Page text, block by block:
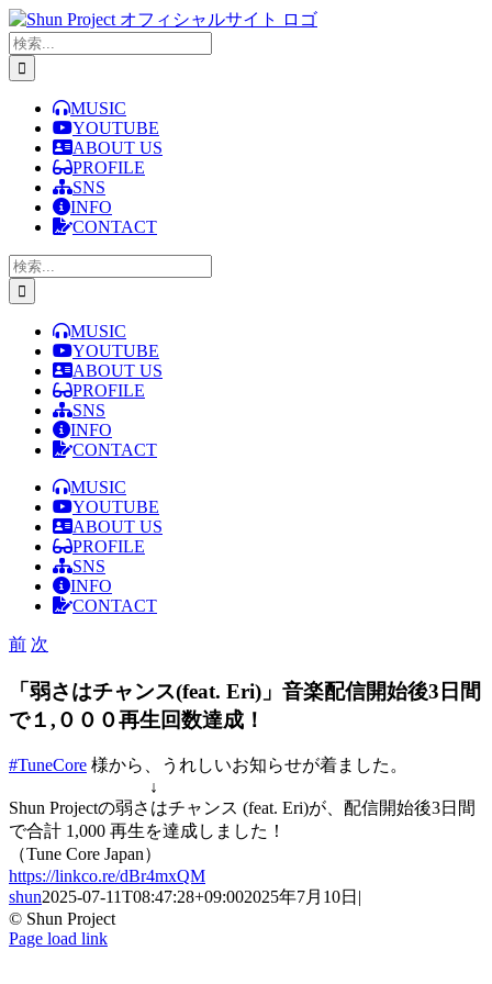
Skip
to
content
検
索
…
MUSIC
YOUTUBE
ABOUT US
PROFILE
SNS
INFO
CONTACT
検
索
…
MUSIC
YOUTUBE
ABOUT US
PROFILE
SNS
INFO
CONTACT
MUSIC
YOUTUBE
ABOUT US
PROFILE
SNS
INFO
CONTACT
前 次
「弱さはチャンス(feat. Eri)」音楽配信開始後3日間
で１,０００再生回数達成！
#TuneCore 様から、うれしいお知らせが着ました。
↓
Shun Projectの弱さはチャンス (feat. Eri)が、配信開始後3日間
で合計 1,000 再生を達成しました！
（Tune Core Japan）
https://linkco.re/dBr4mxQM
shun2025-07-11T08:47:28+09:002025年7月10日 |
© Shun Project
YouTube
Instagram
Facebook
Facebook
Page load link